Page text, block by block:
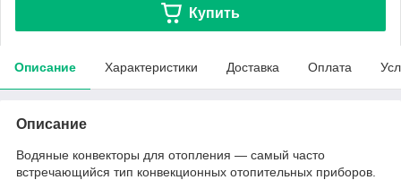
Купить
Описание Характеристики Доставка Оплата
Описание
Водяные конвекторы для отопления — самый часто
встречающийся тип конвекционных отопительных приборов.